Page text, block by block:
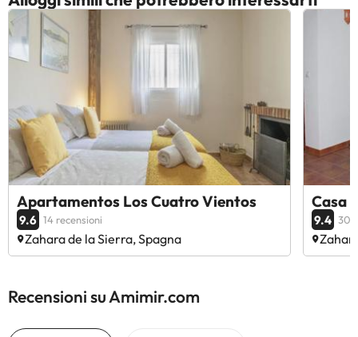
Apartamentos Los Cuatro Vientos
9.6 14 recensioni
Zahara de la Sierra, Spagna
Casa
9.4 30
Recensioni su Amimir.com